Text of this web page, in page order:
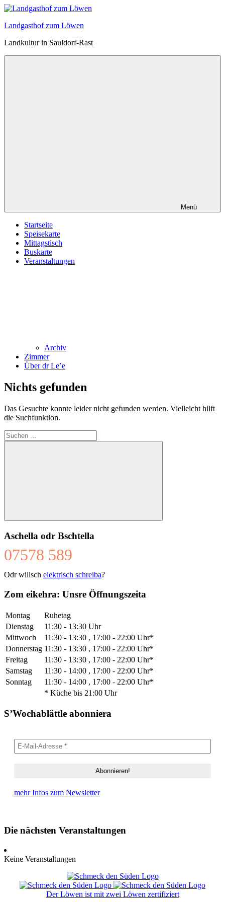
Zum
springen
Landgasthof zum Löwen
Landkultur in Sauldorf-Rast
Menü
Startseite
Speisekarte
Mittagstisch
Buskarte
Veranstaltungen
Archiv
Zimmer
Über dr Le’e
Nichts gefunden
Das Gesuchte konnte leider nicht gefunden werden. Vielleicht hilft
die Suchfunktion.
Suchen
nach:
Suchen
Aschella odr Bschtella
07578 589
Odr willsch elektrisch schreiba?
Zom eikehra: Unsre Öffnungszeita
Montag
Ruhetag
Dienstag
11:30 - 13:30 Uhr
Mittwoch
11:30 - 13:30 , 17:00 - 22:00 Uhr*
Donnerstag 11:30 - 13:30 , 17:00 - 22:00 Uhr*
Freitag
11:30 - 13:30 , 17:00 - 22:00 Uhr*
Samstag
11:30 - 14:00 , 17:00 - 22:00 Uhr*
Sonntag
11:30 - 14:00 , 17:00 - 22:00 Uhr*
* Küche bis 21:00 Uhr
S’Wochablättle abonniera
mehr Infos zum Newsletter
Die nächsten Veranstaltungen
Keine Veranstaltungen
Der Löwen ist mit zwei Löwen zertifiziert